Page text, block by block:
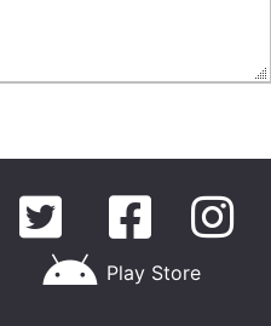
Play Store